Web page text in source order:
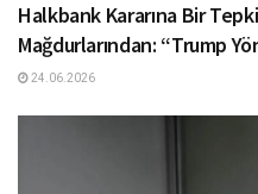
Halkbank Kararına Bir
Mağdurlarından: “Trump
24.06.2026